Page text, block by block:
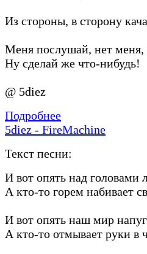
Из стороны, в сторону
Меня послушай, нет
Ну сделай же что-нибудь!
@ 5diez
Подробнее
5diez - FireMachine
Текст песни:
И вот опять над головами
А кто-то горем набивает
И вот опять наш мир
А кто-то отмывает руки в